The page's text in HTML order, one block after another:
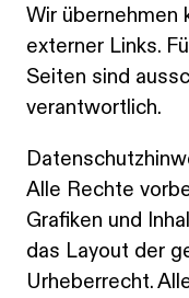
Wir übernehmen
externer Links.
Seiten sind
verantwortlich.
Alle Rechte
Grafiken und
das Layout der
Urheberrecht.